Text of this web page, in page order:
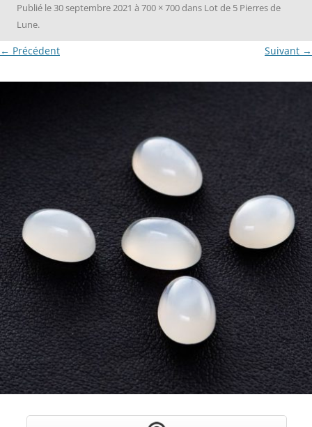
Publié le30 septembre 2021 à700 × 700dans Lot de 5 Pierres de
Lune.
← Précédent Suivant →